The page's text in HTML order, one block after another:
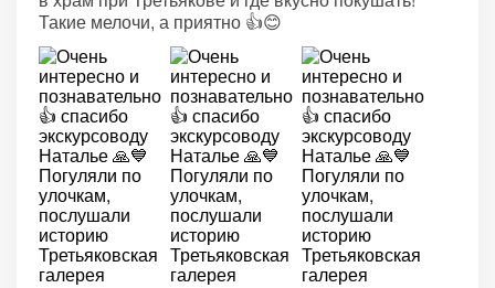
Такие мелочи, а приятно 👍😊